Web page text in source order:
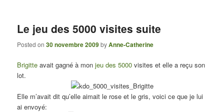
Le jeu des 5000 visites suite
Posted on30 novembre 2009byAnne-Catherine
Brigitte avait gagné à monjeu des 5000 visites et elle a reçu son
lot.
Elle m’avait dit qu’elle aimait le rose et le gris, voici ce que je lui
ai envoyé: